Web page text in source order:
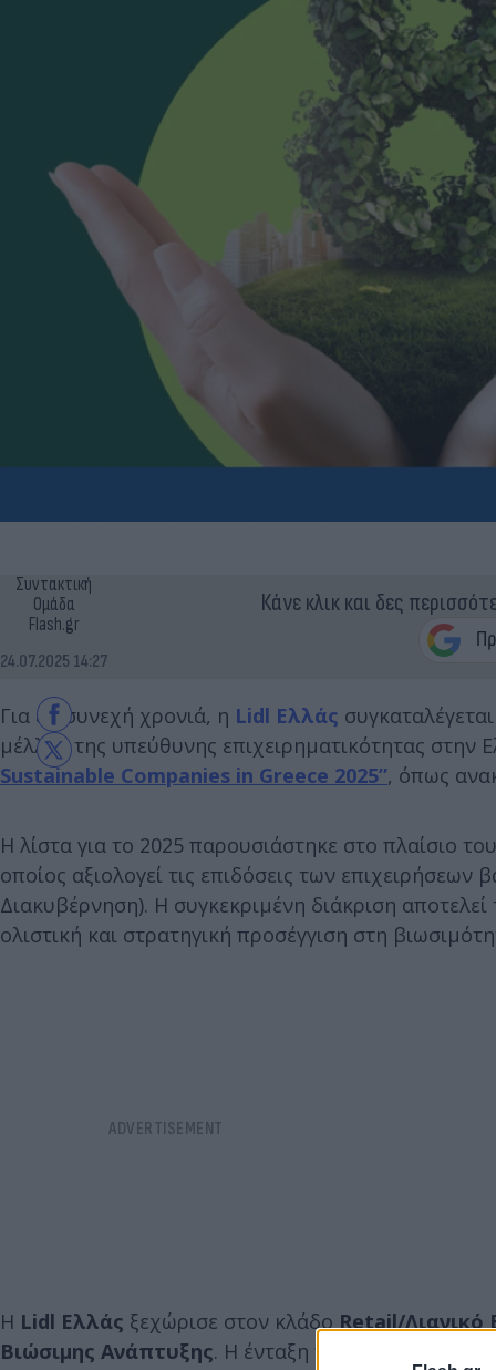
Συντακτική
Ομάδα
Flash.gr
24.07.2025 14:27
Κάνε κλικ και δες
Για 8η συνεχή χρονιά, η Lidl Ελλάς
μέλλον της υπεύθυνης επιχειρηματικότητας
Sustainable Companies in Greece 2025”, όπως
Η λίστα για το 2025 παρουσιάστηκε στο πλαίσιο
οποίος αξιολογεί τις επιδόσεις των
Διακυβέρνηση). Η συγκεκριμένη διάκριση
ολιστική και στρατηγική προσέγγιση στη
Η Lidl Ελλάς ξεχώρισε στον κλάδοRetail/Λιανικό
Βιώσιμης Ανάπτυξης. Η ένταξη της εταιρείας